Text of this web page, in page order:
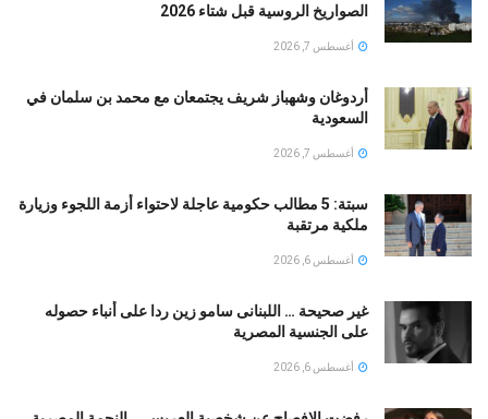
الصواريخ الروسية قبل شتاء 2026
أغسطس 7, 2026
أردوغان وشهباز شريف يجتمعان مع محمد بن سلمان في
السعودية
أغسطس 7, 2026
سبتة: 5 مطالب حكومية عاجلة لاحتواء أزمة اللجوء وزيارة
ملكية مرتقبة
أغسطس 6, 2026
غير صحيحة … اللبنانى سامو زين ردا على أنباء حصوله
على الجنسية المصرية
أغسطس 6, 2026